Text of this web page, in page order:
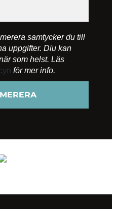
samtycker du till
uppgifter. Diu kan
som helst. Läs
för mer info.